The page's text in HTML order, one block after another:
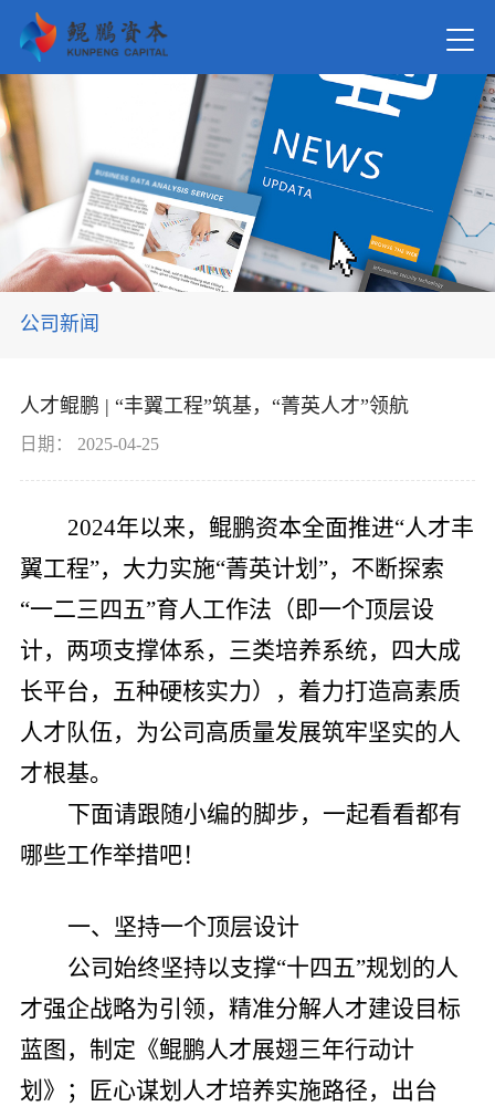
关于我
新闻资
党的建
联系我
公司新闻
人才鲲鹏 | “丰翼工程”筑基，“菁英人才”领航
日期： 2025-04-25
2024年以来，鲲鹏资本全面推进“人才丰
翼工程”，大力实施“菁英计划”，不断探索
“一二三四五”育人工作法（即一个顶层设
计，两项支撑体系，三类培养系统，四大成
长平台，五种硬核实力），着力打造高素质
人才队伍，为公司高质量发展筑牢坚实的人
才根基。
下面请跟随小编的脚步，一起看看都有
哪些工作举措吧！
一、坚持一个顶层设计
公司始终坚持以支撑“十四五”规划的人
才强企战略为引领，精准分解人才建设目标
蓝图，制定《鲲鹏人才展翅三年行动计
划》；匠心谋划人才培养实施路径，出台